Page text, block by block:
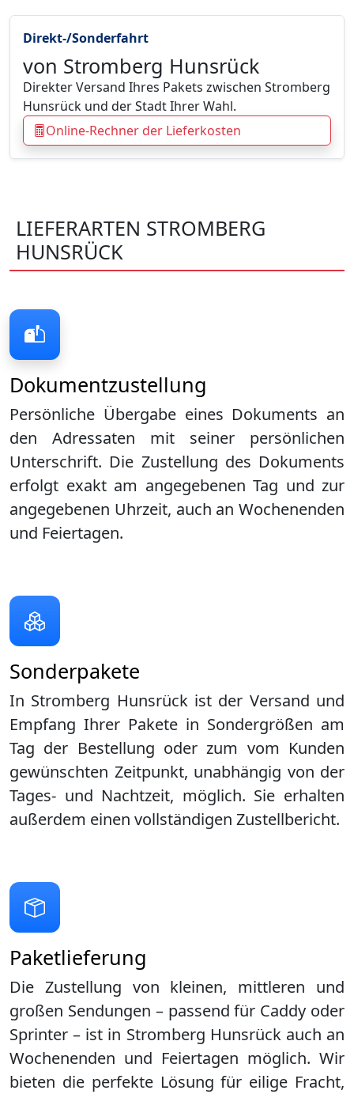
Direkt-/Sonderfahrt
von Stromberg Hunsrück
Direkter Versand Ihres Pakets zwischen Stromberg
Hunsrück und der Stadt Ihrer Wahl.
Online-Rechner der Lieferkosten
LIEFERARTEN STROMBERG
HUNSRÜCK
Dokumentzustellung
Persönliche Übergabe eines Dokuments an
den Adressaten mit seiner persönlichen
Unterschrift. Die Zustellung des Dokuments
erfolgt exakt am angegebenen Tag und zur
angegebenen Uhrzeit, auch an Wochenenden
und Feiertagen.
Paketlieferung
Die Zustellung von kleinen, mittleren und
großen Sendungen – passend für Caddy oder
Sprinter – ist in Stromberg Hunsrückauch an
Wochenenden und Feiertagen möglich. Wir
bieten die perfekte Lösung für eilige Fracht,
Sonderpakete
In Stromberg Hunsrück ist der Versand und
Empfang Ihrer Pakete in Sondergrößen am
Tag der Bestellung oder zum vom Kunden
gewünschten Zeitpunkt, unabhängig von der
Tages- und Nachtzeit, möglich. Sie erhalten
außerdem einen vollständigen Zustellbericht.